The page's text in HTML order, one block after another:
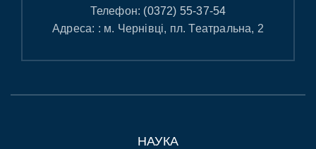
Телефон: (0372) 55-37-54
Адреса: : м. Чернівці, пл. Театральна, 2
НАУКА